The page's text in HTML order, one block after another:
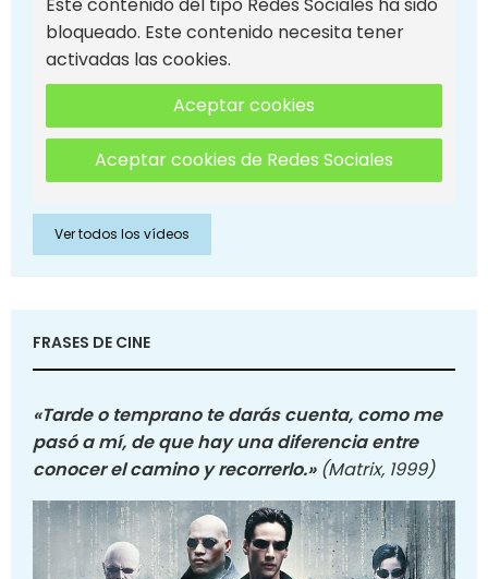
bloqueado. Este contenido necesita tener
activadas las cookies.
Aceptar cookies
Aceptar cookies de Redes Sociales
Ver todos los vídeos
FRASES DE CINE
«Tarde o temprano te darás cuenta, como me
pasó a mí, de que hay una diferencia entre
conocer el camino y recorrerlo.» (Matrix, 1999)